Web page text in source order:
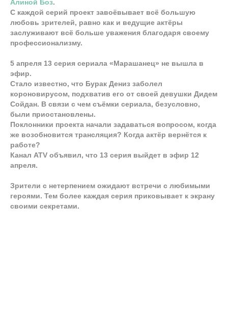
Алиной Боз.
С каждой серий проект завоёвывает всё большую
любовь зрителей, равно как и ведущие актёры
заслуживают всё больше уважения благодаря своему
профессионализму.
5 апреля 13 серия сериала «Марашанец» не вышла в
эфир.
Стало известно, что Бурак Дениз заболел
короновирусом, подхватив его от своей девушки Дидем
Сойдан. В связи с чем съёмки сериала, безусловно,
были приостановлены.
Поклонники проекта начали задаваться вопросом, когда
же возобновится трансляция? Когда актёр вернётся к
работе?
Канал ATV объявил, что 13 серия выйдет в эфир 12
апреля.
Зрители с нетерпением ожидают встречи с любимыми
героями. Тем более каждая серия приковывает к экрану
своими секретами.